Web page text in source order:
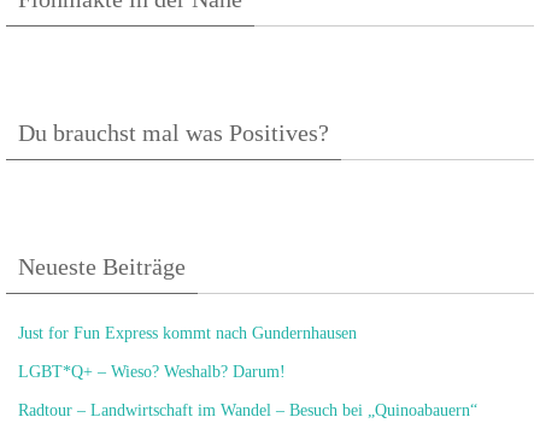
Du brauchst mal was Positives?
Neueste Beiträge
Just for Fun Express kommt nach Gundernhausen
LGBT*Q+ – Wieso? Weshalb? Darum!
Radtour – Landwirtschaft im Wandel – Besuch bei „Quinoabauern“